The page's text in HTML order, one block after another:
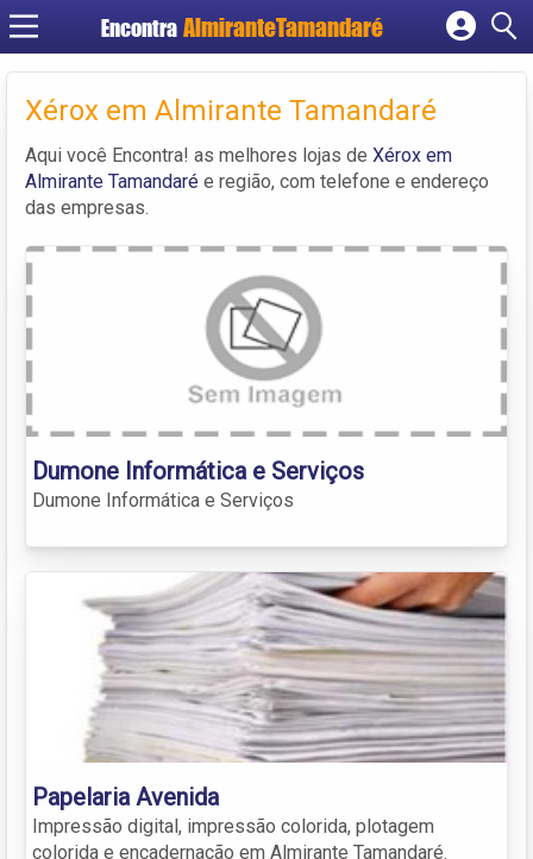
Encontra
Cadastrar empresa
Criar conta
Xérox em Almirante Tamandaré
Aqui você Encontra! as melhores lojas de Xérox em
Almirante Tamandaré e região, com telefone e endereço
das empresas.
Dumone Informática e Serviços
Dumone Informática e Serviços
Papelaria Avenida
Impressão digital, impressão colorida, plotagem
colorida e encadernação em Almirante Tamandaré.